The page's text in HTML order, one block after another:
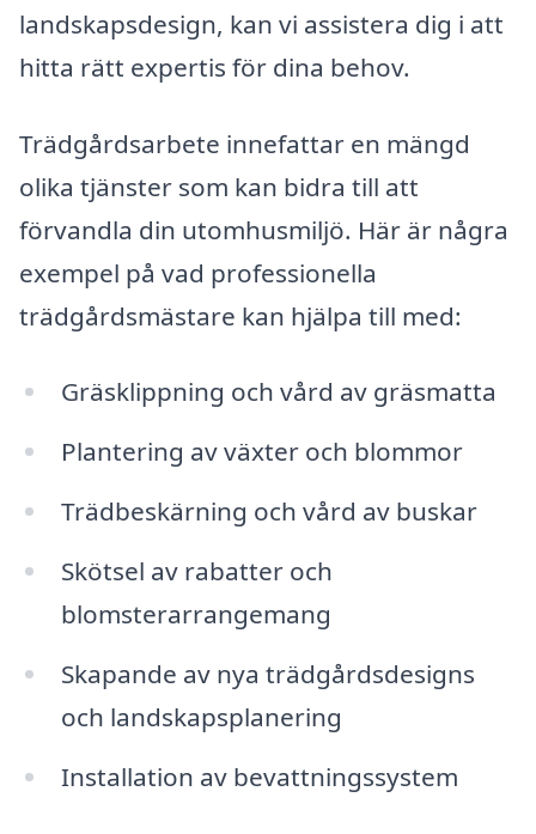
landskapsdesign, kan vi assistera dig i att
hitta rätt expertis för dina behov.
Trädgårdsarbete innefattar en mängd
olika tjänster som kan bidra till att
förvandla din utomhusmiljö. Här är några
exempel på vad professionella
trädgårdsmästare kan hjälpa till med:
Gräsklippning och vård av gräsmatta
Plantering av växter och blommor
Trädbeskärning och vård av buskar
Skötsel av rabatter och
blomsterarrangemang
Skapande av nya trädgårdsdesigns
och landskapsplanering
Installation av bevattningssystem